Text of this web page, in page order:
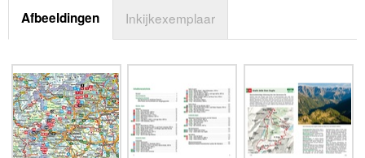
Afbeeldingen Inkijkexemplaar